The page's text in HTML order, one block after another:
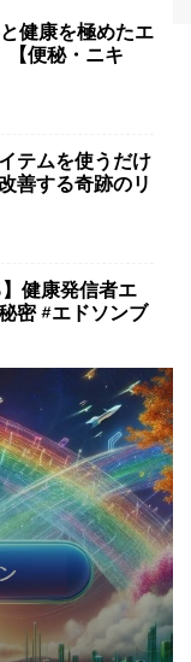
健康を極めたエ
【便秘・ニキ
テムを使うだけ
善する奇跡のリ
健康発信者エ
密 #エドソンブ
を放置すると人
ぐチェックし
使ってシミ・ホ
果的な神食材も